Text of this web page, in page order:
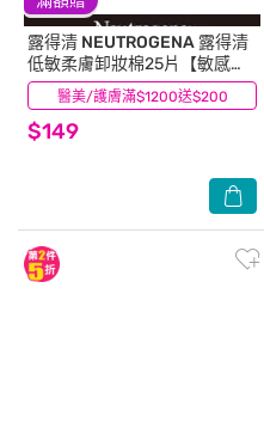
醫美/護膚滿$1200送$200
露得清 NEUTROGENA 露得清
低敏柔膚卸妝棉25片【敏感肌
適用】
$149
(9)